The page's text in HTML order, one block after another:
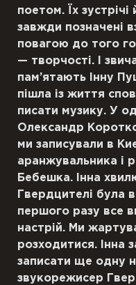
поетом. Їх зустрічі
завжди позначені
повагою до того
— творчості. І
пам’ятають Інну
пішла із життя
писати музику. У
Олександр
ми записували в
аранжувальника і
Бебешка. Інна
Гвердцителі була
першого разу все
настрій. Ми
розходитися. Інна
записати ще одну
звукорежисер